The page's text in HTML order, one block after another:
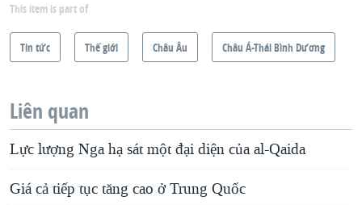
This item is part of
Tin tức Thế giới Châu Âu Châu Á-Thái Bình Dương
Liên quan
Lực lượng Nga hạ sát một đại diện của al-Qaida
Giá cả tiếp tục tăng cao ở Trung Quốc